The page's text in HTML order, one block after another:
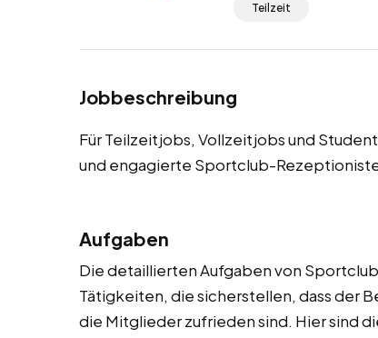
Teilzeit
Jobbeschreibung
Für Teilzeitjobs, Vollzeitjobs und
und engagierte Sportclub-
Aufgaben
Die detaillierten Aufgaben von
Tätigkeiten, die sicherstellen, dass der
die Mitglieder zufrieden sind. Hier sind